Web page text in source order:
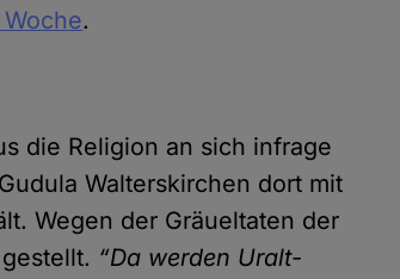
.
die Religion an sich infrage
Walterskirchen dort mit
Wegen der Gräuel­taten der
“Da werden Uralt-